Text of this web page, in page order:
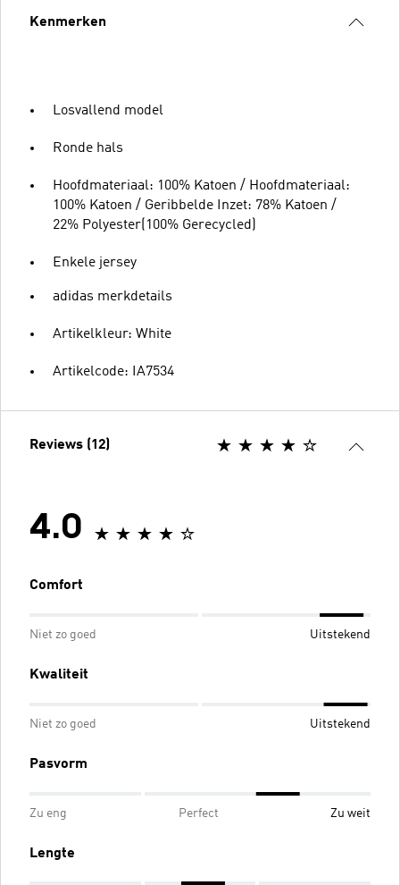
Kenmerken
Losvallend model
Ronde hals
Hoofdmateriaal: 100% Katoen / Hoofdmateriaal:
100% Katoen / Geribbelde Inzet: 78% Katoen /
22% Polyester(100% Gerecycled)
Enkele jersey
adidas merkdetails
Artikelkleur: White
Artikelcode: IA7534
Reviews (12)
4.0
Comfort
Niet zo goed Uitstekend
Kwaliteit
Niet zo goed Uitstekend
Pasvorm
Zu eng Perfect Zu weit
Lengte